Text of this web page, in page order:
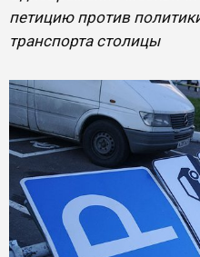
петицию против
транспорта столицы